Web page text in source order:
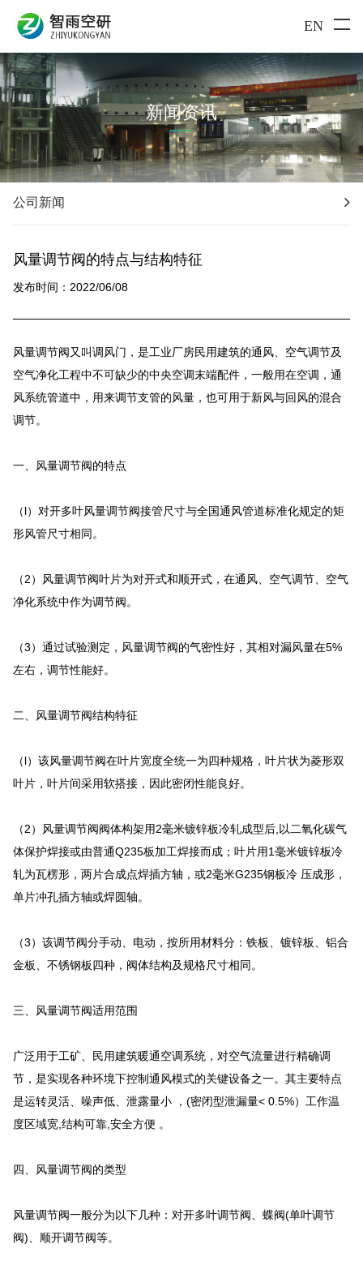
EN
新闻资讯
公司新闻
风量调节阀的特点与结构特征
发布时间：2022/06/08
风量调节阀又叫调风门，是工业厂房民用建筑的通风、空气调节及
空气净化工程中不可缺少的中央空调末端配件，一般用在空调，通
风系统管道中，用来调节支管的风量，也可用于新风与回风的混合
调节。
一、风量调节阀的特点
（l）对开多叶风量调节阀接管尺寸与全国通风管道标准化规定的矩
形风管尺寸相同。
（2）风量调节阀叶片为对开式和顺开式，在通风、空气调节、空气
净化系统中作为调节阀。
（3）通过试验测定，风量调节阀的气密性好，其相对漏风量在5%
左右，调节性能好。
二、风量调节阀结构特征
（l）该风量调节阀在叶片宽度全统一为四种规格，叶片状为菱形双
叶片，叶片间采用软搭接，因此密闭性能良好。
（2）风量调节阀阀体构架用2毫米镀锌板冷轧成型后,以二氧化碳气
体保护焊接或由普通Q235板加工焊接而成；叶片用1毫米镀锌板冷
轧为瓦楞形，两片合成点焊插方轴，或2毫米G235钢板冷 压成形，
单片冲孔插方轴或焊圆轴。
（3）该调节阀分手动、电动，按所用材料分：铁板、镀锌板、铝合
金板、不锈钢板四种，阀体结构及规格尺寸相同。
三、风量调节阀适用范围
广泛用于工矿、民用建筑暖通空调系统，对空气流量进行精确调
节，是实现各种环境下控制通风模式的关键设备之一。其主要特点
是运转灵活、噪声低、泄露量小 ，(密闭型泄漏量< 0.5%）工作温
度区域宽,结构可靠,安全方便 。
四、风量调节阀的类型
风量调节阀一般分为以下几种：对开多叶调节阀、蝶阀(单叶调节
阀)、顺开调节阀等。